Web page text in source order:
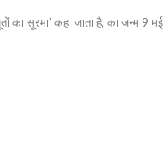
का सूरमा’ कहा जाता है, का जन्म 9 मई